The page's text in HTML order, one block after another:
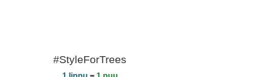
#StyleForTrees